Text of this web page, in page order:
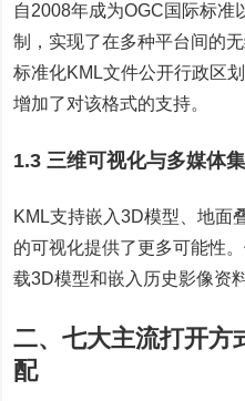
自2008年成为OGC国际标准
制，实现了在多种平台间的
标准化KML文件公开行政区
增加了对该格式的支持。
1.3 三维可视化与多媒体
KML支持嵌入3D模型、地面
的可视化提供了更多可能性
载3D模型和嵌入历史影像资
二、七大主流打开方
配